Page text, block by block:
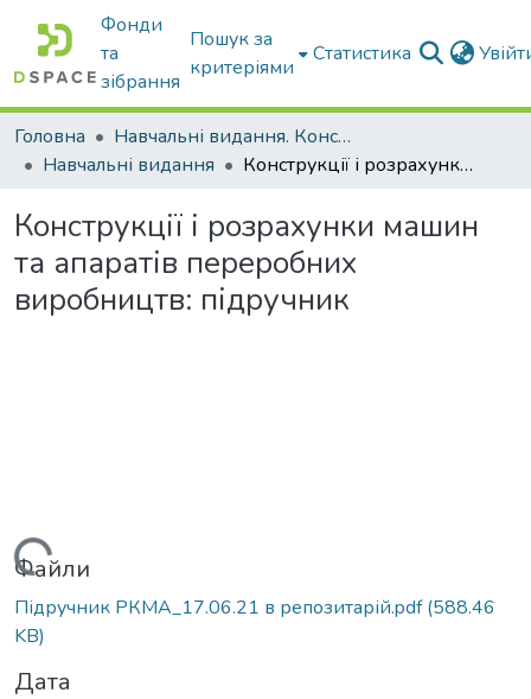
Фонди
та
зібрання
Пошук за
критеріями
Статистика
Головна
Навчальні видання. Конспекти лекцій
Навчальні видання
Конструкції і розрахунки машин та апаратів переробних виробництв: підручник
Конструкції і розрахунки машин
та апаратів переробних
виробництв: підручник
Вантажиться...
Файли
Підручник РКМА_17.06.21 в репозитарій.pdf(588.46
KB)
Дата